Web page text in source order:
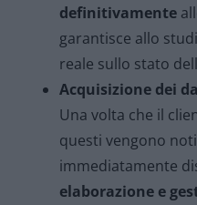
definitivamente
garantisce allo
reale sullo stato
Acquisizione dei
Una volta che il
questi vengono
immediatamente
elaborazione e